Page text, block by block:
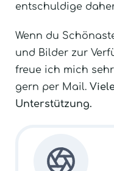
entschuldige
Wenn du
und Bilder zur
freue ich mich
gern per Mail.
Unterstützung.